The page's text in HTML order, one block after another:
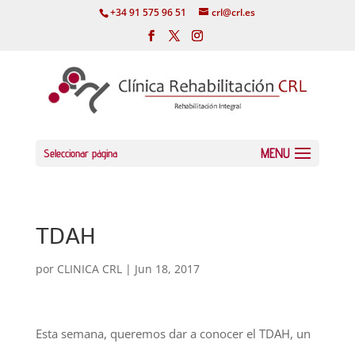
+34 91 575 96 51 crl@crl.es
Seleccionar página
TDAH
por CLINICA CRL| Jun 18, 2017
Esta semana, queremos dar a conocer el TDAH, un